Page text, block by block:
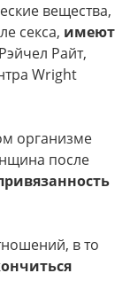
вещества,
секса, имеют
Райт,
Wright
организме
после
в то